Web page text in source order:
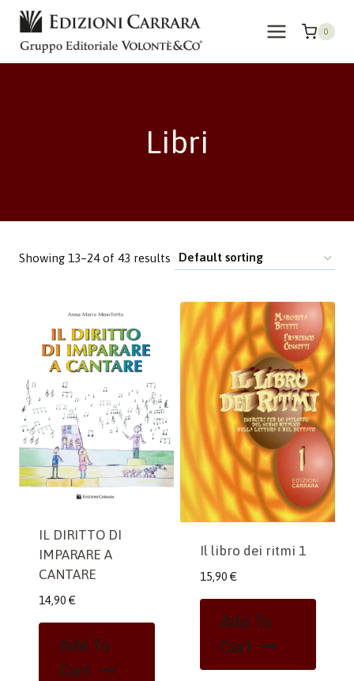
Skip
content
0
Libri
Showing 13–24 of 43 results
IL DIRITTO DI
IMPARARE A
CANTARE
14,90 €
Add To
Cart
Il libro dei ritmi 1
15,90 €
Add To
Cart